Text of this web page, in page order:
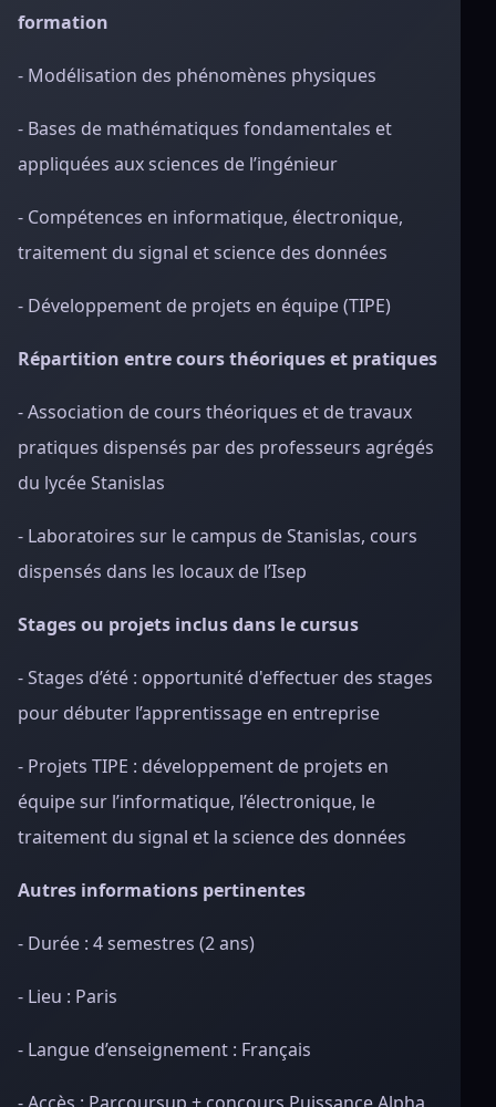
formation
- Modélisation des phénomènes physiques
- Bases de mathématiques fondamentales et
appliquées aux sciences de l’ingénieur
- Compétences en informatique, électronique,
traitement du signal et science des données
- Développement de projets en équipe (TIPE)
Répartition entre cours théoriques et pratiques
- Association de cours théoriques et de travaux
pratiques dispensés par des professeurs agrégés
du lycée Stanislas
- Laboratoires sur le campus de Stanislas, cours
dispensés dans les locaux de l’Isep
Stages ou projets inclus dans le cursus
- Stages d’été : opportunité d'effectuer des stages
pour débuter l’apprentissage en entreprise
- Projets TIPE : développement de projets en
équipe sur l’informatique, l’électronique, le
traitement du signal et la science des données
Autres informations pertinentes
- Durée : 4 semestres (2 ans)
- Lieu : Paris
- Langue d’enseignement : Français